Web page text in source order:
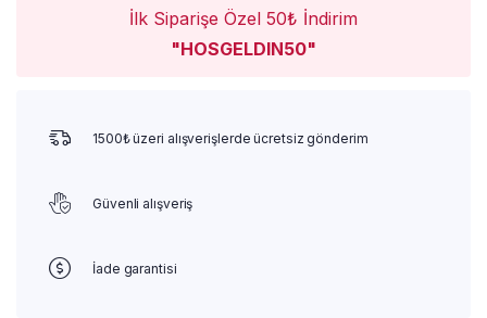
İlk Siparişe Özel 50₺ İndirim
"HOSGELDIN50"
1500₺ üzeri alışverişlerde ücretsiz gönderim
Güvenli alışveriş
İade garantisi